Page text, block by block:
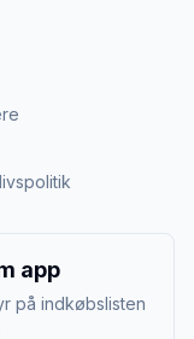
app
på indkøbslisten